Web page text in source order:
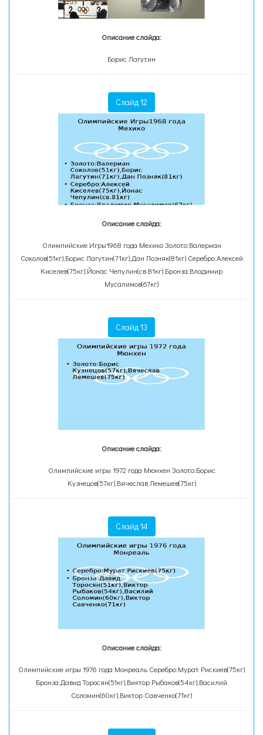
Описание слайда:
Борис Лагутин
Слайд 12
Описание слайда:
Олимпийские Игры1968 года Мехико Золото:Валериан
Соколов(51кг),Борис Лагутин(71кг),Дан Позняк(81кг) Серебро:Алексей
Киселев(75кг),Йонас Чепулин(св.81кг) Бронза:Владимир
Мусалимов(67кг)
Слайд 13
Описание слайда:
Олимпийские игры 1972 года Мюнхен Золото:Борис
Кузнецов(57кг),Вячеслав Лемешев(75кг)
Слайд 14
Описание слайда:
Олимпийские игры 1976 года Монреаль Серебро:Мурат Рискиев(75кг)
Бронза:Давид Торосян(51кг),Виктор Рыбаков(54кг),Василий
Соломин(60кг),Виктор Савченко(71кг)